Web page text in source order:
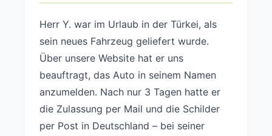
Herr Y. war im Urlaub in der Türkei, als
sein neues Fahrzeug geliefert wurde.
Über unsere Website hat er uns
beauftragt, das Auto in seinem Namen
anzumelden. Nach nur 3 Tagen hatte er
die Zulassung per Mail und die Schilder
per Post in Deutschland – bei seiner